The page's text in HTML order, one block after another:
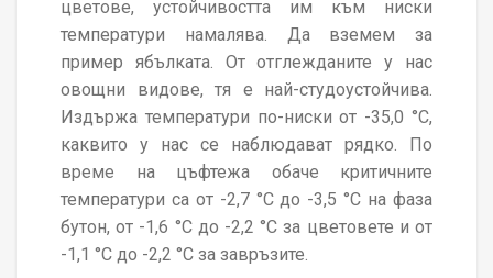
цветове, устойчивостта им към ниски
температури намалява. Да вземем за
пример ябълката. От отглежданите у нас
овощни видове, тя е най-студоустойчива.
Издържа температури по-ниски от -35,0 °С,
каквито у нас се наблюдават рядко. По
време на цъфтежа обаче критичните
температури са от -2,7 °С до -3,5 °С на фаза
бутон, от -1,6 °С до -2,2 °С за цветовете и от
-1,1 °С до -2,2 °С за завръзите.